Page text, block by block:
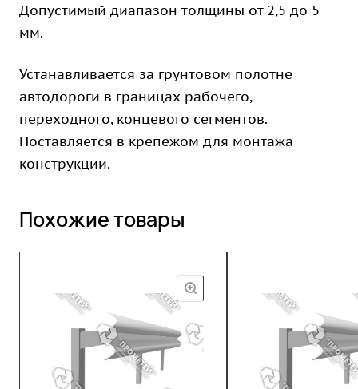
Допустимый диапазон толщины от 2,5 до 5
мм.
Устанавливается за грунтовом полотне
автодороги в границах рабочего,
переходного, концевого сегментов.
Поставляется в крепежом для монтажа
конструкции.
Похожие товары